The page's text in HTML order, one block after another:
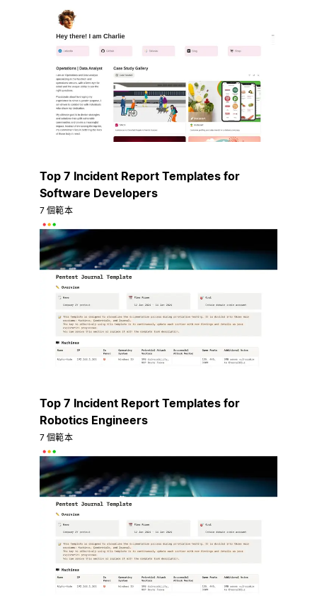
Top 7 Incident Report Templates for
Software Developers
7 個範本
Top 7 Incident Report Templates for
Robotics Engineers
7 個範本